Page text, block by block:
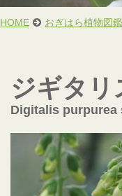
HOME おぎはら植物図鑑
ジギタリ
Digitalis purpurea